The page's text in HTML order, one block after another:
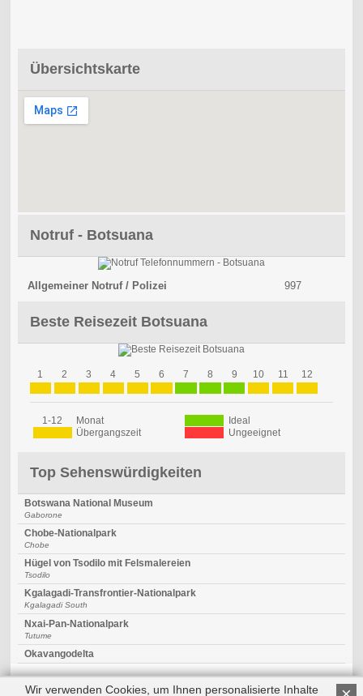
Übersichtskarte
Notruf - Botsuana
Allgemeiner Notruf / Polizei 997
Beste Reisezeit Botsuana
1 2 3 4 5 6 7 8 9 10 11 12
1-12 Monat
Ideal
Übergangszeit
Ungeeignet
Top Sehenswürdigkeiten
Botswana National Museum
Gaborone
Chobe-Nationalpark
Chobe
Hügel von Tsodilo mit Felsmalereien
Tsodilo
Kgalagadi-Transfrontier-Nationalpark
Kgalagadi South
Nxai-Pan-Nationalpark
Tutume
Okavangodelta
Wir verwenden Cookies, um Ihnen personalisierte Inhalte